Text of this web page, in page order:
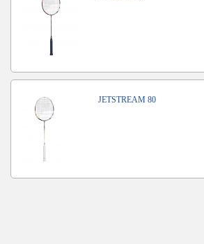
JETSTREAM 80